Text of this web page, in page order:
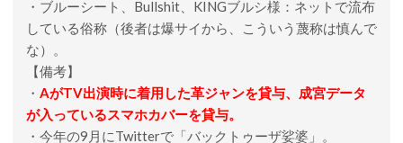
・ブルーシート、Bullshit、KINGブルシ様：ネットで流布
している俗称（後者は爆サイから、こういう蔑称は慎んで
な）。
【備考】
・ AがTV出演時に着用した革ジャンを貸与、成宮データ
が入っているスマホカバーを貸与。
・今年の9月にTwitterで「バックトゥーザ娑婆」。